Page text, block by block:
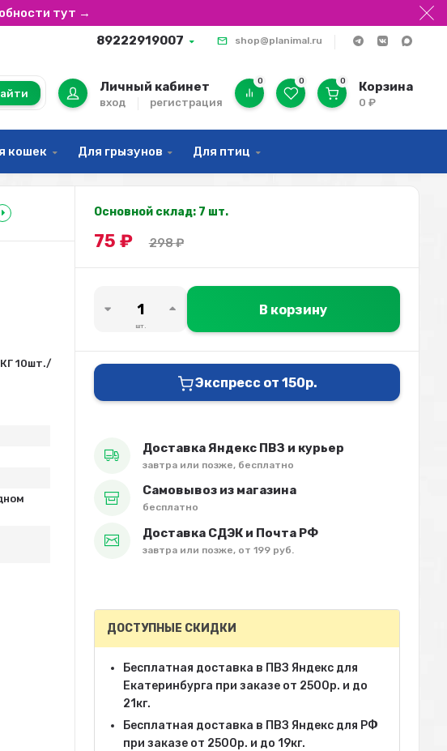
тут →
89222919007 shop@planimal.ru
Личный кабинет
вход регистрация
0 0 0 Корзина
0₽
кошек Для грызунов Для птиц
10шт./
Основной склад: 7 шт.
75 ₽ 298₽
шт.
В корзину
Экспресс от 150р.
Доставка Яндекс ПВЗ и курьер
завтра или позже, бесплатно
Самовывоз из магазина
бесплатно
Доставка СДЭК и Почта РФ
завтра или позже, от 199 руб.
ДОСТУПНЫЕ СКИДКИ
Бесплатная доставка в ПВЗ Яндекс для
Екатеринбурга при заказе от 2500р. и до
21кг.
Бесплатная доставка в ПВЗ Яндекс для РФ
при заказе от 2500р. и до 19кг.